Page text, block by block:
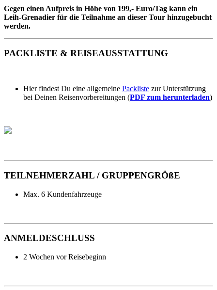
Gegen einen Aufpreis in Höhe von 199,- Euro/Tag kann ein
Leih-Grenadier für die Teilnahme an dieser Tour hinzugebucht
werden.
PACKLISTE & REISEAUSSTATTUNG
Hier findest Du eine allgemeine Packliste zur Unterstützung
bei Deinen Reisenvorbereitungen (PDF zum herunterladen)
TEILNEHMERZAHL / GRUPPENGRÖßE
Max. 6 Kundenfahrzeuge
ANMELDESCHLUSS
2 Wochen vor Reisebeginn